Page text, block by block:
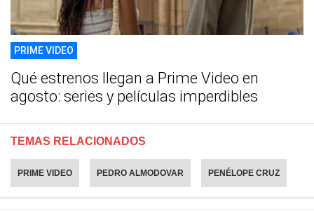
PRIME VIDEO
Qué estrenos llegan a Prime Video en
agosto: series y películas imperdibles
TEMAS RELACIONADOS
PRIME VIDEO PEDRO ALMODOVAR PENÉLOPE CRUZ